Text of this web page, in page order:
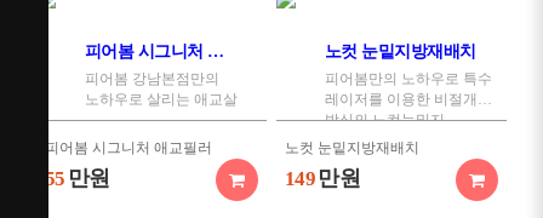
피어봄 시그니처 애교필러
피어봄 강남본점만의
노하우로 살리는 애교살
피어봄 시그니처 애교필러
55 만원
노컷 눈밑지방재배치
피어봄만의 노하우로 특수
레이저를 이용한 비절개
방식의 노컷눈밑지
노컷 눈밑지방재배치
149 만원